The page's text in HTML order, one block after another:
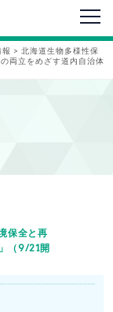
メニ
報 > 北海道生物多様性保
両立をめざす道内自治体
保全と再
（9/21開